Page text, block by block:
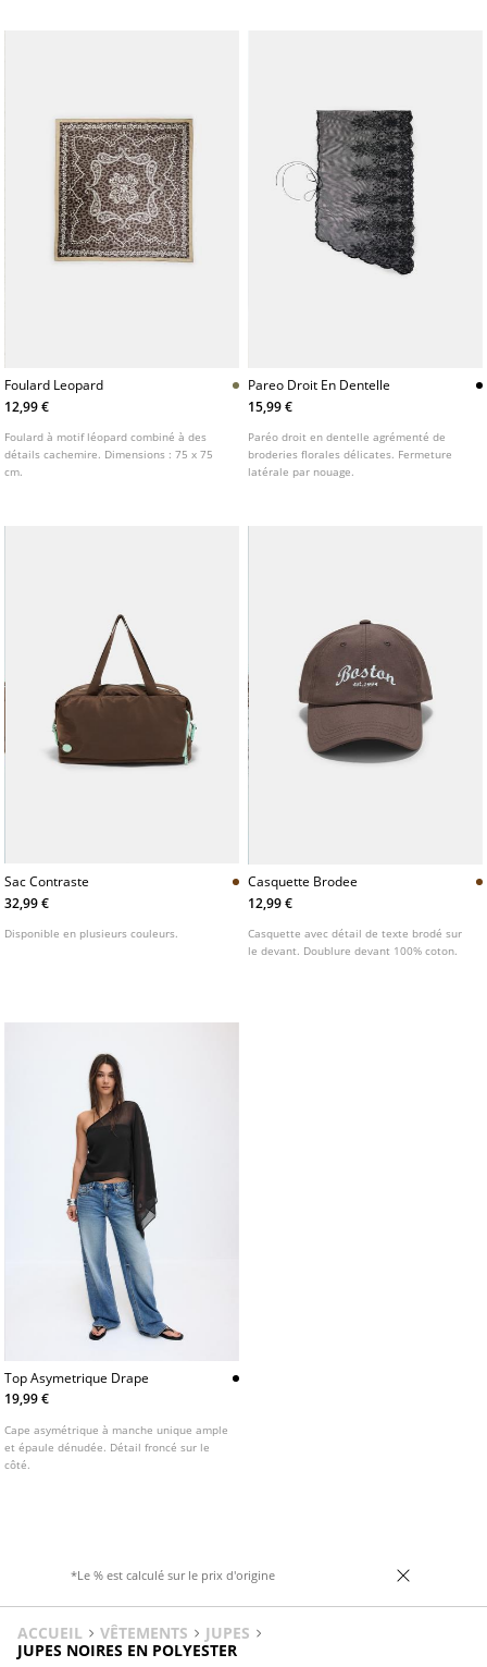
Foulard Leopard
12,99 €
Foulard à motif léopard combiné à des
détails cachemire. Dimensions : 75 x 75
cm.
Pareo Droit En Dentelle
15,99 €
Paréo droit en dentelle agrémenté de
broderies florales délicates. Fermeture
latérale par nouage.
Sac Contraste
32,99 €
Disponible en plusieurs couleurs.
Casquette Brodee
12,99 €
Casquette avec détail de texte brodé sur
le devant. Doublure devant 100% coton.
Top Asymetrique Drape
19,99 €
Cape asymétrique à manche unique ample
et épaule dénudée. Détail froncé sur le
côté.
*Le % est calculé sur le prix d'origine
ACCUEIL VÊTEMENTS
JUPES
JUPES NOIRES EN POLYESTER